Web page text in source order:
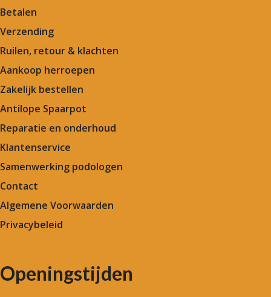
Betalen
Verzending
Ruilen, retour & klachten
Aankoop herroepen
Zakelijk bestellen
Antilope Spaarpot
Reparatie en onderhoud
Klantenservice
Samenwerking podologen
Contact
Algemene Voorwaarden
Privacybeleid
Openingstijden